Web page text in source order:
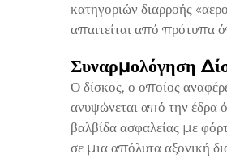
κατηγοριών διαρροής
απαιτείται από πρότυπα
Συναρμολόγηση
Ο δίσκος, ο οποίος
ανυψώνεται από την έδρα
βαλβίδα ασφαλείας με
σε μια απόλυτα αξονική